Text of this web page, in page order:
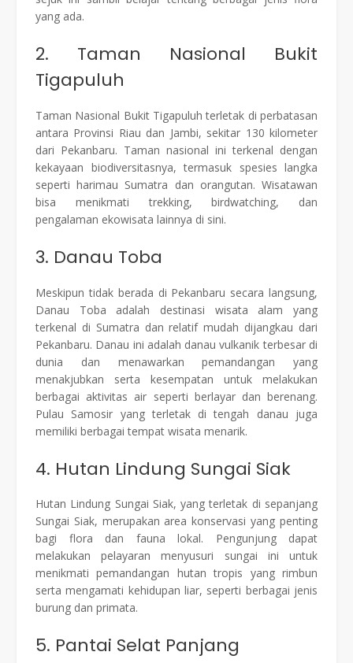
yang ada.
2. Taman Nasional Bukit
Tigapuluh
Taman Nasional Bukit Tigapuluh terletak di perbatasan
antara Provinsi Riau dan Jambi, sekitar 130 kilometer
dari Pekanbaru. Taman nasional ini terkenal dengan
kekayaan biodiversitasnya, termasuk spesies langka
seperti harimau Sumatra dan orangutan. Wisatawan
bisa menikmati trekking, birdwatching, dan
pengalaman ekowisata lainnya di sini.
3. Danau Toba
Meskipun tidak berada di Pekanbaru secara langsung,
Danau Toba adalah destinasi wisata alam yang
terkenal di Sumatra dan relatif mudah dijangkau dari
Pekanbaru. Danau ini adalah danau vulkanik terbesar di
dunia dan menawarkan pemandangan yang
menakjubkan serta kesempatan untuk melakukan
berbagai aktivitas air seperti berlayar dan berenang.
Pulau Samosir yang terletak di tengah danau juga
memiliki berbagai tempat wisata menarik.
4. Hutan Lindung Sungai Siak
Hutan Lindung Sungai Siak, yang terletak di sepanjang
Sungai Siak, merupakan area konservasi yang penting
bagi flora dan fauna lokal. Pengunjung dapat
melakukan pelayaran menyusuri sungai ini untuk
menikmati pemandangan hutan tropis yang rimbun
serta mengamati kehidupan liar, seperti berbagai jenis
burung dan primata.
5. Pantai Selat Panjang